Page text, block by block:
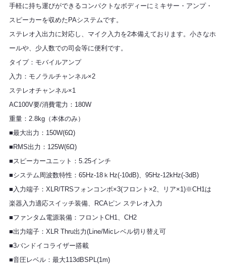
手軽に持ち運びができるコンパクトなボディーにミキサー・アンプ・
スピーカーを収めたPAシステムです。
ステレオ入出力に対応し、マイク入力を2本備えております。小さなホ
ールや、少人数での司会等に便利です。
タイプ：モバイルアンプ
入力：モノラルチャンネル×2
ステレオチャンネル×1
AC100V要/消費電力：180W
重量：2.8kg（本体のみ）
■最大出力：150W(6Ω)
■RMS出力：125W(6Ω)
■スピーカーユニット：5.25インチ
■システム周波数特性：65Hz-18ｋHz(-10dB)、95Hz-12kHz(-3dB)
■入力端子：XLR/TRSフォンコンボ×3(フロント×2、リア×1)※CH1は
楽器入力適応スイッチ装備、RCAピン ステレオ入力
■ファンタム電源装備：フロントCH1、CH2
■出力端子：XLR Thru出力(Line/Micレベル切り替え可
■3バンドイコライザー搭載
■音圧レベル：最大113dBSPL(1m)